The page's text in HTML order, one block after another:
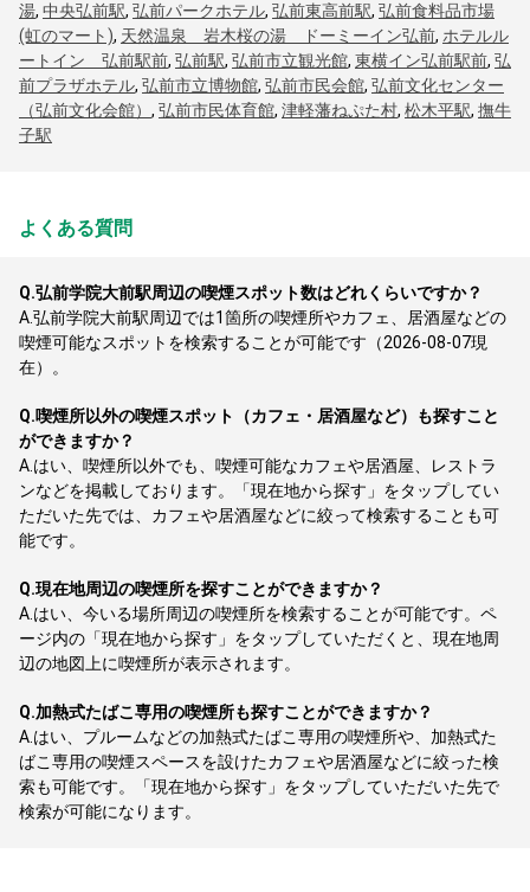
湯, 中央弘前駅, 弘前パークホテル, 弘前東高前駅, 弘前食料品市場
(虹のマート), 天然温泉 岩木桜の湯 ドーミーイン弘前, ホテルル
ートイン 弘前駅前, 弘前駅, 弘前市立観光館, 東横イン弘前駅前, 弘
前プラザホテル, 弘前市立博物館, 弘前市民会館, 弘前文化センター
（弘前文化会館） , 弘前市民体育館, 津軽藩ねぷた村, 松木平駅, 撫牛
子駅
よくある質問
Q.弘前学院大前駅周辺の喫煙スポット数はどれくらいですか？
A.弘前学院大前駅周辺では1箇所の喫煙所やカフェ、居酒屋などの
喫煙可能なスポットを検索することが可能です（2026-08-07現
在）。
Q.喫煙所以外の喫煙スポット（カフェ・居酒屋など）も探すこと
ができますか？
A. はい、喫煙所以外でも、喫煙可能なカフェや居酒屋、レストラ
ンなどを掲載しております。「現在地から探す」をタップしてい
ただいた先では、カフェや居酒屋などに絞って検索することも可
能です。
Q.現在地周辺の喫煙所を探すことができますか？
A. はい、今いる場所周辺の喫煙所を検索することが可能です。ペ
ージ内の「現在地から探す」をタップしていただくと、現在地周
辺の地図上に喫煙所が表示されます。
Q.加熱式たばこ専用の喫煙所も探すことができますか？
A. はい、プルームなどの加熱式たばこ専用の喫煙所や、加熱式た
ばこ専用の喫煙スペースを設けたカフェや居酒屋などに絞った検
索も可能です。「現在地から探す」をタップしていただいた先で
検索が可能になります。